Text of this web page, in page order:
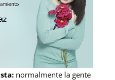
normalmente la gente